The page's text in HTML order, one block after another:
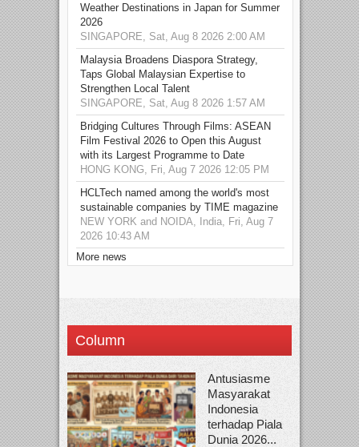
Weather Destinations in Japan for Summer
2026
SINGAPORE, Sat, Aug 8 2026 2:00 AM
Malaysia Broadens Diaspora Strategy,
Taps Global Malaysian Expertise to
Strengthen Local Talent
SINGAPORE, Sat, Aug 8 2026 1:57 AM
Bridging Cultures Through Films: ASEAN
Film Festival 2026 to Open this August
with its Largest Programme to Date
HONG KONG, Fri, Aug 7 2026 12:05 PM
HCLTech named among the world's most
sustainable companies by TIME magazine
NEW YORK and NOIDA, India, Fri, Aug 7
2026 10:43 AM
More news
Column
Antusiasme
Masyarakat
Indonesia
terhadap Piala
Dunia 2026...